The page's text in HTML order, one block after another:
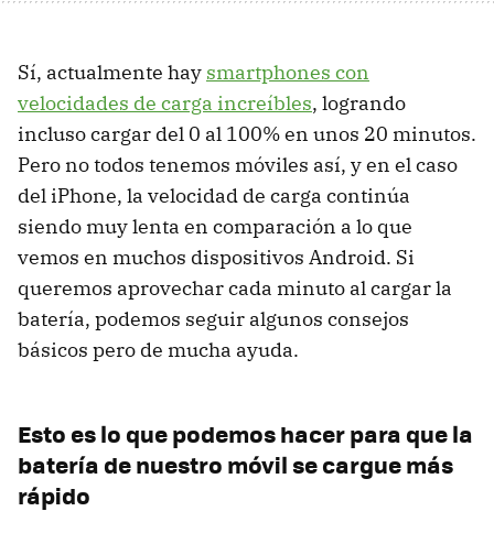
Sí, actualmente hay smartphones con
velocidades de carga increíbles, logrando
incluso cargar del 0 al 100% en unos 20 minutos.
Pero no todos tenemos móviles así, y en el caso
del iPhone, la velocidad de carga continúa
siendo muy lenta en comparación a lo que
vemos en muchos dispositivos Android. Si
queremos aprovechar cada minuto al cargar la
batería, podemos seguir algunos consejos
básicos pero de mucha ayuda.
Esto es lo que podemos hacer para que la
batería de nuestro móvil se cargue más
rápido